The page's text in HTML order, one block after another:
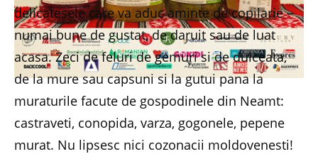
delicatesele care va aduc aminte de copilarie –
numai bune de gustat, de daruit sau de luat
acasa. Zeci de feluri de gemuri si de dulceata,
de la mure sau capsuni si la gutui pana la
muraturile facute de gospodinele din Neamt:
castraveti, conopida, varza, gogonele, pepene
murat. Nu lipsesc nici cozonacii moldovenesti!